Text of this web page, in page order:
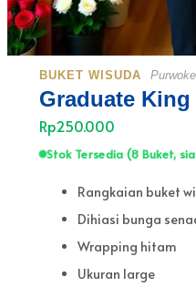
BUKET WISUDA
Graduate King
Rp250.000
Stok Tersedia (8 Buket,
Rangkaian buket
Dihiasi bunga
Wrapping hitam
Ukuran large